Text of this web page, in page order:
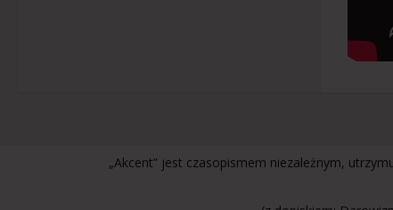
„Akcent” jest czasopismem niezależnym,